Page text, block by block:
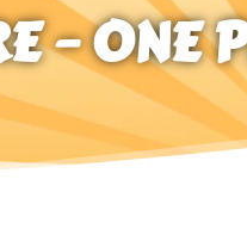
– ONE